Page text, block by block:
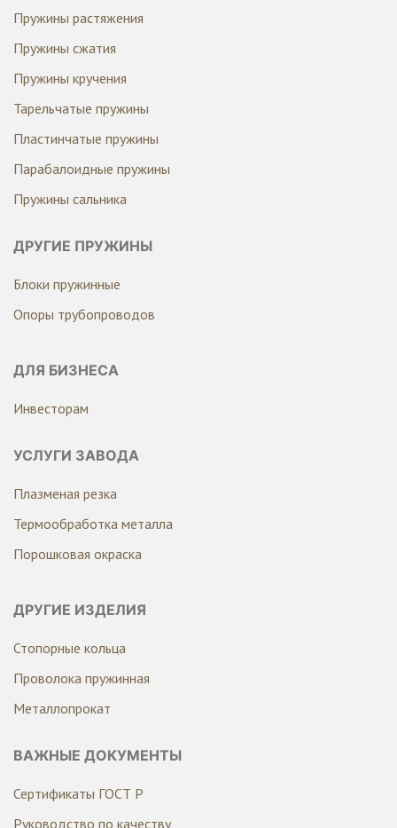
Пружины растяжения
Пружины сжатия
Пружины кручения
Тарельчатые пружины
Пластинчатые пружины
Парабалоидные пружины
Пружины сальника
ДРУГИЕ ПРУЖИНЫ
Блоки пружинные
Опоры трубопроводов
ДЛЯ БИЗНЕСА
Инвесторам
УСЛУГИ ЗАВОДА
Плазменая резка
Термообработка металла
Порошковая окраска
ДРУГИЕ ИЗДЕЛИЯ
Стопорные кольца
Проволока пружинная
Металлопрокат
ВАЖНЫЕ ДОКУМЕНТЫ
Сертификаты ГОСТ Р
Руководство по качеству